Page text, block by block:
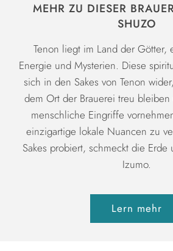
MEHR ZU DIESER
SHUZO
Tenon liegt im Land der Götter,
Energie und Mysterien. Diese
sich in den Sakes von Tenon
dem Ort der Brauerei treu
menschliche Eingriffe
einzigartige lokale Nuancen zu
Sakes probiert, schmeckt die
Izumo.
Lern mehr